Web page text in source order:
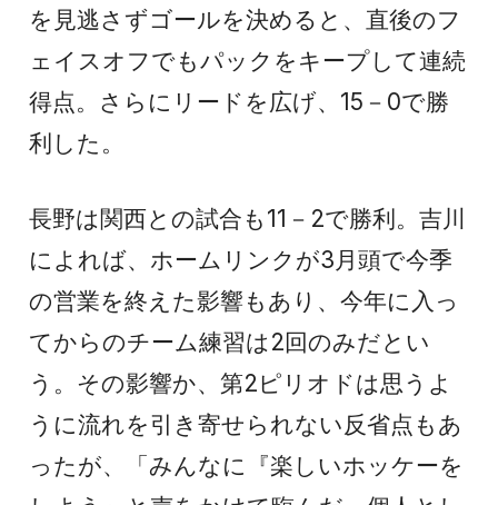
を見逃さずゴールを決めると、直後のフ
ェイスオフでもパックをキープして連続
得点。さらにリードを広げ、15－0で勝
利した。
長野は関西との試合も11－2で勝利。吉川
によれば、ホームリンクが3月頭で今季
の営業を終えた影響もあり、今年に入っ
てからのチーム練習は2回のみだとい
う。その影響か、第2ピリオドは思うよ
うに流れを引き寄せられない反省点もあ
ったが、「みんなに『楽しいホッケーを